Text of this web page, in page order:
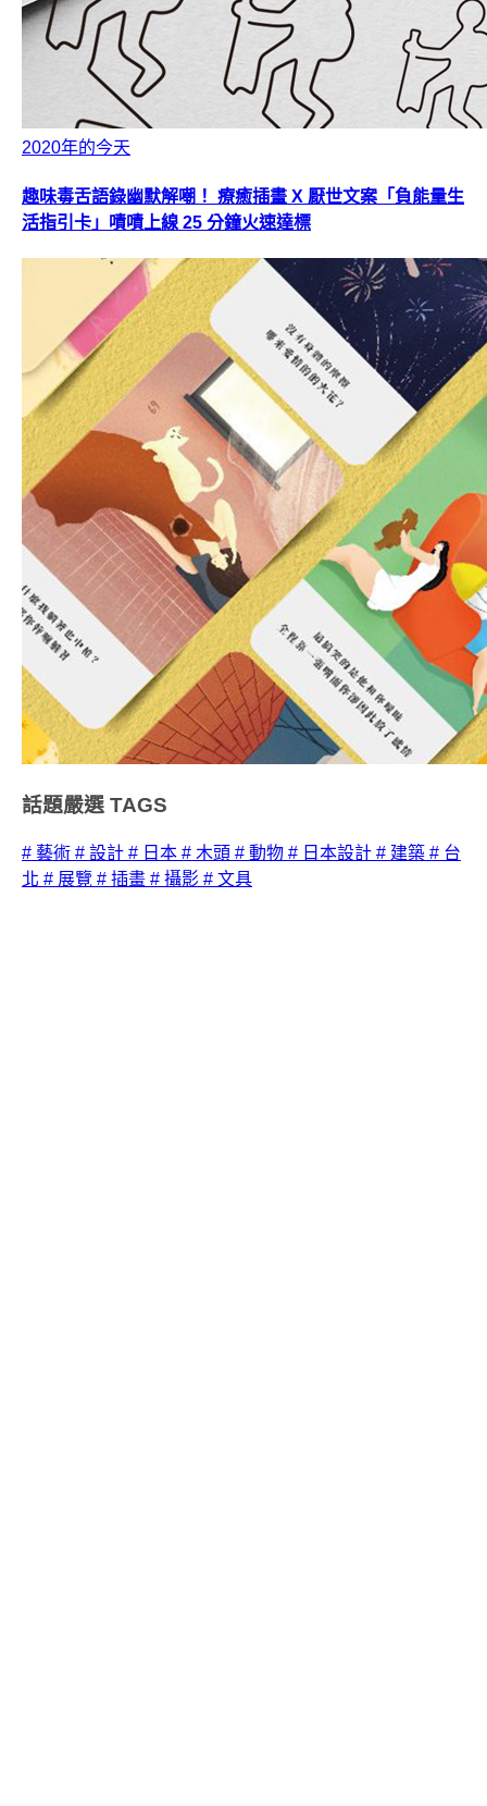
2020年的今天
趣味毒舌語錄幽默解嘲！ 療癒插畫 X 厭世文案「負能量生
活指引卡」嘖嘖上線 25 分鐘火速達標
話題嚴選 TAGS
# 藝術 # 設計 # 日本 # 木頭 # 動物 # 日本設計 # 建築 # 台
北 # 展覽 # 插畫 # 攝影 # 文具